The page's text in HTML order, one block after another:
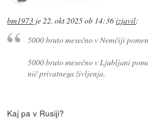
bm1973 je22. okt 2025 ob 14:36izjavil:
5000 bruto mesečno v Nemčiji
5000 bruto mesečno v Ljubljani
nič privatnega življenja.
Kaj pa v Rusiji?